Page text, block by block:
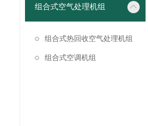
组合式空气处理机组
组合式热回收空气处理机组
组合式空调机组